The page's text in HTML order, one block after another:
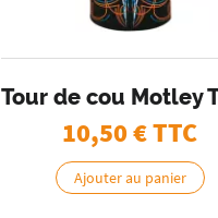
Tour de cou Motley
10,50€ TTC
Ajouter au panier